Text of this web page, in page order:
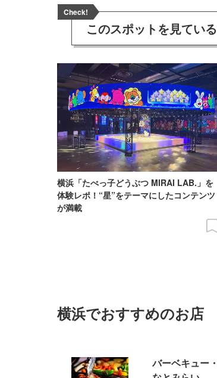
Check!
このスポットを見ている
横浜「たべっ子どうぶつ MIRAI LAB.」を
体験レポ！“星”をテーマにしたコンテンツ
が満載
横浜でおすすめのお店
バーベキュー